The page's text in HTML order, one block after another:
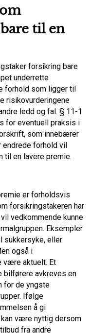
til en
forsikring bare
underrette
forhold som ligger til
risikovurderingene
ledd og fal. § 11-1
for eventuell praksis i
som innebærer
endrede forhold vil
til en lavere premie.
er forholdsvis
forsikringstakeren har
vedkommende kunne
Eksempler
sukkersyke, eller
også i
være aktuelt. Et
bilførere avkreves en
for de yngste
Ifølge
å gi
være nyttig dersom
fra andre